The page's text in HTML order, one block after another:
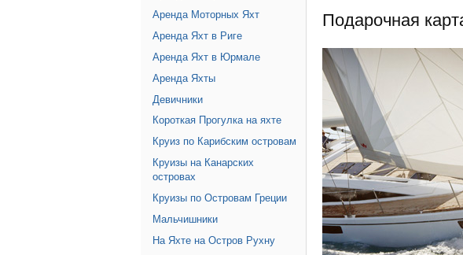
Подарочная
Аренда Моторных Яхт
Аренда Яхт в Риге
Аренда Яхт в Юрмале
Аренда Яхты
Девичники
Короткая Прогулка на яхте
Круиз по Карибским островам
Круизы на Канарских
островах
Круизы по Островам Греции
Мальчишники
На Яхте на Остров Рухну